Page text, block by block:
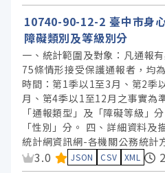
10740-90-12-2 臺中市身
障礙類別及等級別分
一、統計範圍及對象：凡通報
75條情形接受保護通報者，均
時間：第1季以1至3月、第2季
月、第4季以1至12月之事實為
「通報類型」及「障礙等級」
「性別」分。 四、詳細資料及
統計網資訊網-各機關公務統計
資料集評分：
3.0 JSON CSV XML